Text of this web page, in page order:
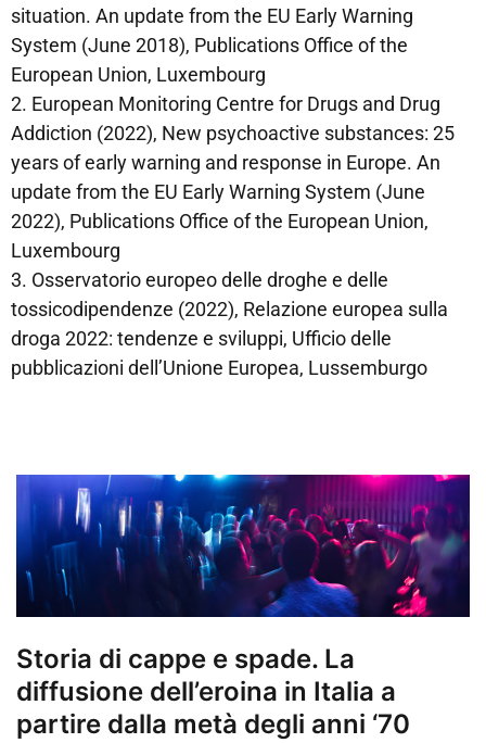
situation. An update from the EU Early Warning
System (June 2018), Publications Office of the
European Union, Luxembourg
2. European Monitoring Centre for Drugs and Drug
Addiction (2022), New psychoactive substances: 25
years of early warning and response in Europe. An
update from the EU Early Warning System (June
2022), Publications Office of the European Union,
Luxembourg
3. Osservatorio europeo delle droghe e delle
tossicodipendenze (2022), Relazione europea sulla
droga 2022: tendenze e sviluppi, Ufficio delle
pubblicazioni dell’Unione Europea, Lussemburgo
Storia di cappe e spade. La
diffusione dell’eroina in Italia a
partire dalla metà degli anni ‘70